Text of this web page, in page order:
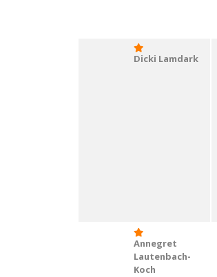
Dicki Lamdark
Annegret
Lautenbach-
Koch